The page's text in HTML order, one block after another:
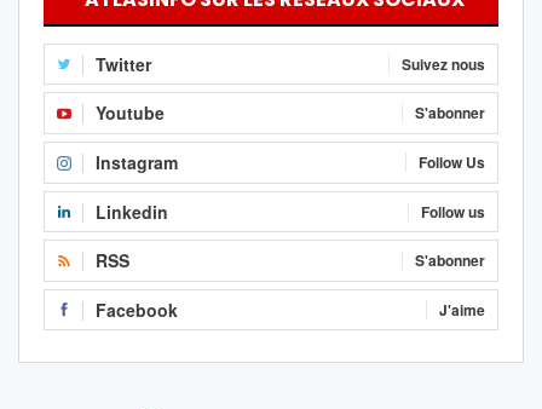
Twitter Suivez nous
Youtube S'abonner
Instagram Follow Us
Linkedin Follow us
RSS S'abonner
Facebook J'aime